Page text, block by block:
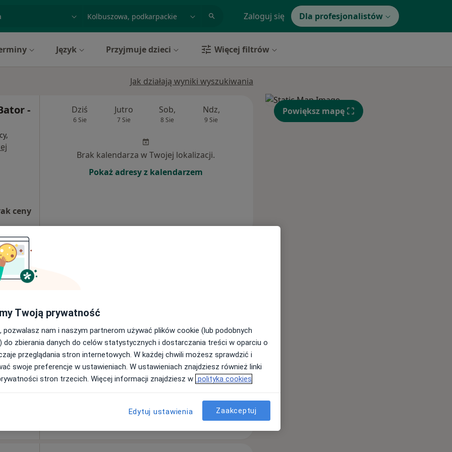
Zaloguj się Dla profesjonalistów
Język Przyjmuje dzieci Więcej filtrów
Jak działają wyniki wyszukiwania
-
ceny
Dziś
6 Sie
Jutro
7 Sie
Sob,
8 Sie
Ndz,
9 Sie
Wt, Śr,
Brak kalendarza w Twojej lokalizacji.
Pokaż adresy z kalendarzem
w obszarach bliskich Twojemu wyszukiwaniu.
6 Sie
Umawianie online nie jest dostępne
Poproś o wizytę
Powiększ mapę
Twoją prywatność
pozwalasz nam i naszym partnerom używać plików cookie (lub podobnych
do zbierania danych do celów statystycznych i dostarczania treści w oparciu o
przeglądania stron internetowych. W każdej chwili możesz sprawdzić i
swoje preferencje w ustawieniach. W ustawieniach znajdziesz również linki
stron trzecich. Więcej informacji znajdziesz w polityka cookies
Edytuj ustawienia Zaakceptuj